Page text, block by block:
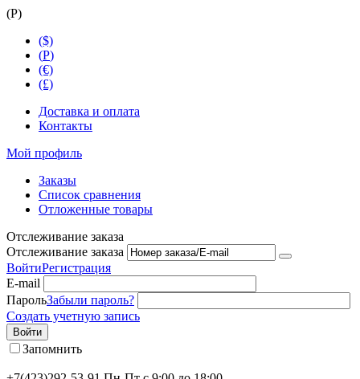
(Р)
($)
(Р)
(€)
(£)
Доставка и оплата
Контакты
Мой профиль
Заказы
Список сравнения
Отложенные товары
Отслеживание заказа
Отслеживание заказа
ВойтиРегистрация
E-mail
ПарольЗабыли пароль?
Создать учетную запись
Войти
Запомнить